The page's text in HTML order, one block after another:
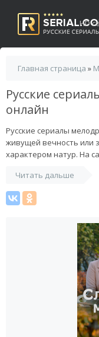
HD
Главная страница »
Русские
онлайн
Русские сериалы
живущей вечность или
характером натур. На
актеры, передающие
вести себя. Есть
детективным
Мелодрамы
самых закрытых
заставляющем
отношения людей
чувства героев
отношениях стало
Смотрите на сайте
Читать дальше